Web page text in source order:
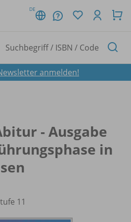
DE
anmelden!
- Ausgabe
in
11